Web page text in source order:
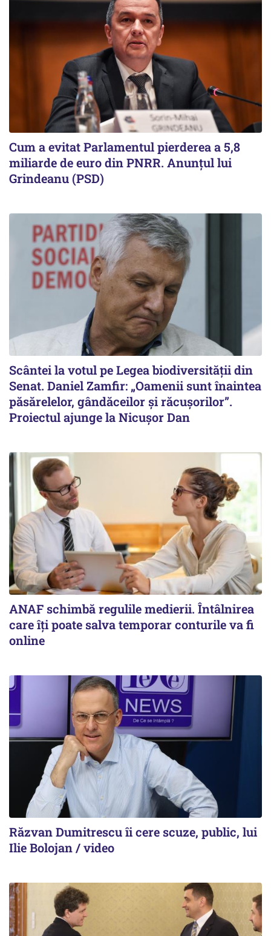
Cum a evitat Parlamentul pierderea a 5,8
miliarde de euro din PNRR. Anunțul lui
Grindeanu (PSD)
Scântei la votul pe Legea biodiversității din
Senat. Daniel Zamfir: „Oamenii sunt înaintea
păsărelelor, gândăceilor și răcușorilor”.
Proiectul ajunge la Nicușor Dan
ANAF schimbă regulile medierii. Întâlnirea
care îți poate salva temporar conturile va fi
online
Răzvan Dumitrescu îi cere scuze, public, lui
Ilie Bolojan / video